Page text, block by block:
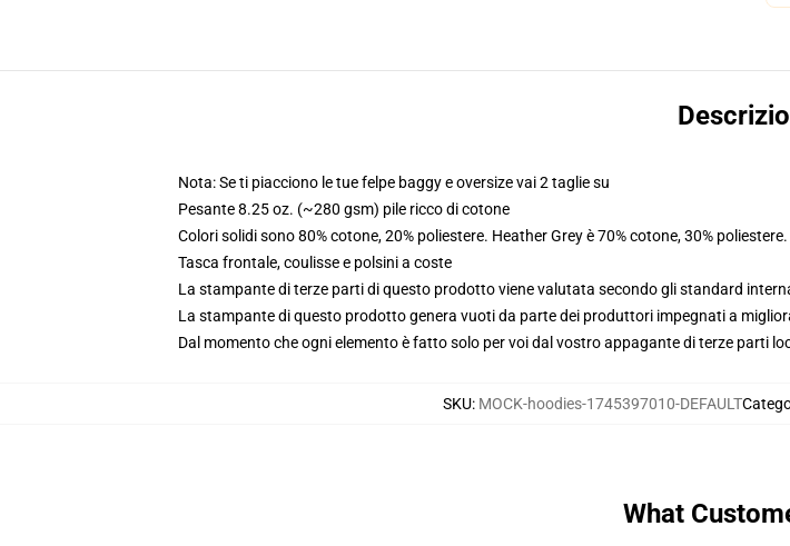
Nota: Se ti piacciono le tue felpe baggy e oversize vai 2 taglie su
Pesante 8.25 oz. (~280 gsm) pile ricco di cotone
Colori solidi sono 80% cotone, 20% poliestere. Heather Grey è 70% cotone, 30%
Tasca frontale, coulisse e polsini a coste
La stampante di terze parti di questo prodotto viene valutata secondo gli standard
La stampante di questo prodotto genera vuoti da parte dei produttori impegnati a
Dal momento che ogni elemento è fatto solo per voi dal vostro appagante di terze parti
SKU: MOCK-hoodies-1745397010-DEFAULT
What